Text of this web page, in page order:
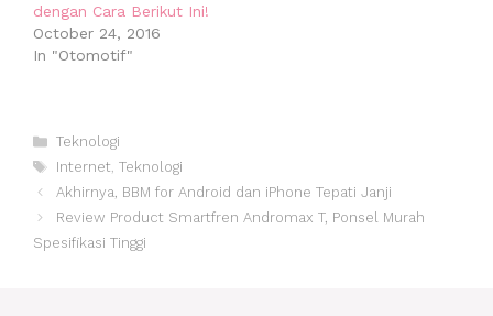
dengan Cara Berikut Ini!
October 24, 2016
In "Otomotif"
Categories
Teknologi
Tags
Internet Teknologi
Post
navigation
Akhirnya, BBM for Android dan iPhone Tepati Janji
Review Product Smartfren Andromax T, Ponsel Murah
Spesifikasi Tinggi